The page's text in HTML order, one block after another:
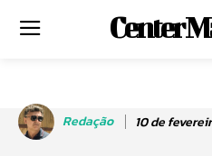
Center
Redação 10 de